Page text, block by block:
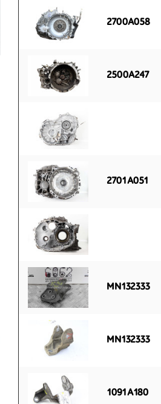
2700A058
2500A247
2701A051
MN132333
MN132333
1091A180